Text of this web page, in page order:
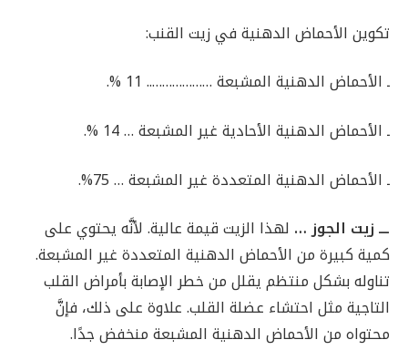
تكوين الأحماض الدهنية في زيت القنب:
ـ الأحماض الدهنية المشبعة ……………….. 11 %.
ـ الأحماض الدهنية الأحادية غير المشبعة … 14 %.
ـ الأحماض الدهنية المتعددة غير المشبعة … 75%.
ـــ زيت الجوز … لهذا الزيت قيمة عالية. لأنَّه يحتوي على
كمية كبيرة من الأحماض الدهنية المتعددة غير المشبعة.
تناوله بشكل منتظم يقلل من خطر الإصابة بأمراض القلب
التاجية مثل احتشاء عضلة القلب. علاوة على ذلك، فإنَّ
محتواه من الأحماض الدهنية المشبعة منخفض جدًا.